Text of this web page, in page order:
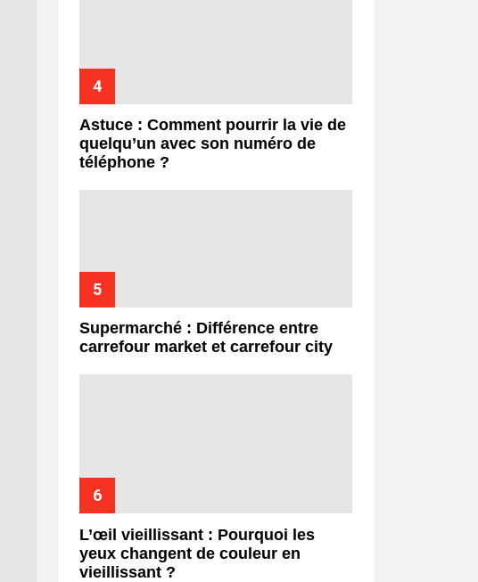
Astuce : Comment pourrir la vie de
quelqu’un avec son numéro de
téléphone ?
Supermarché : Différence entre
carrefour market et carrefour city
L’œil vieillissant : Pourquoi les
yeux changent de couleur en
vieillissant ?